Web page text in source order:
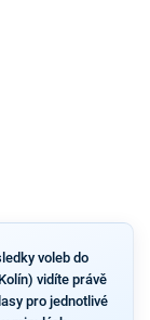
voleb do
vidíte právě
pro jednotlivé